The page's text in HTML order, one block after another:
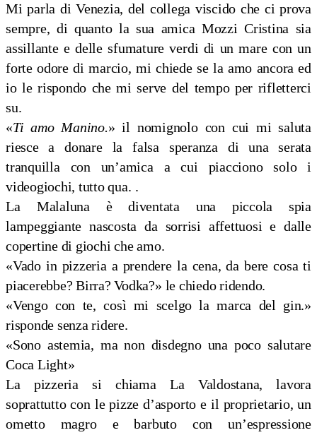
Mi parla di Venezia, del collega viscido che ci prova
sempre, di quanto la sua amica Mozzi Cristina sia
assillante e delle sfumature verdi di un mare con un
forte odore di marcio, mi chiede se la amo ancora ed
io le rispondo che mi serve del tempo per rifletterci
su.
«Ti amo Manino.» il nomignolo con cui mi saluta
riesce a donare la falsa speranza di una serata
tranquilla con un’amica a cui piacciono solo i
videogiochi, tuttoqua. .
La Malaluna è diventata una piccola spia
lampeggiante nascosta da sorrisi affettuosi e dalle
copertine di giochi che amo.
«Vado in pizzeria a prendere la cena, da bere cosa ti
piacerebbe? Birra? Vodka?» le chiedo ridendo.
«Vengo con te, così mi scelgo la marca del gin.»
risponde senza ridere.
«Sono astemia, ma non disdegno una poco salutare
Coca Light»
La pizzeria si chiama La Valdostana, lavora
soprattutto con le pizze d’asporto e il proprietario, un
ometto magro e barbuto con un’espressione